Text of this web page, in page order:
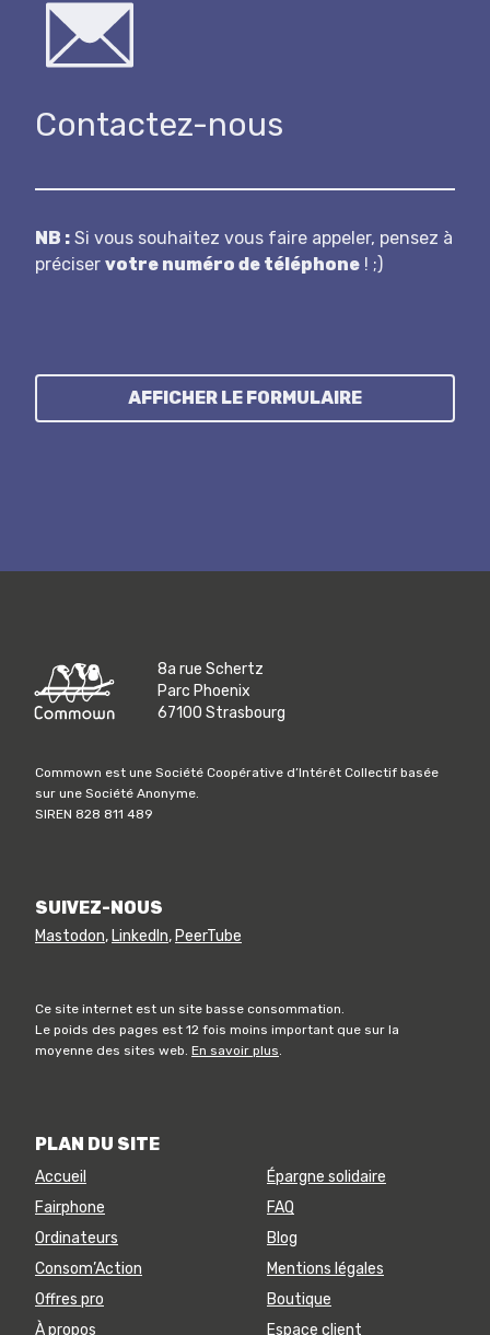
Contactez-nous
N B : Si vous souhaitez vous faire appeler, pensez à
préciser votre numéro de téléphone ! ;)
AFFICHER LE FORMULAIRE
8a rue Schertz
Parc Phoenix
67100 Strasbourg
Commown est une Société Coopérative d’Intérêt Collectif basée
sur une Société Anonyme.
SIREN 828 811 489
SUIVEZ-NOUS
Mastodon, LinkedIn, PeerTube
Ce site internet est un site basse consommation.
Le poids des pages est 12 fois moins important que sur la
moyenne des sites web. En savoir plus.
PLAN DU SITE
Accueil
Fairphone
Ordinateurs
Consom’Action
Offres pro
À propos
Épargne solidaire
FAQ
Blog
Mentions légales
Boutique
Espace client